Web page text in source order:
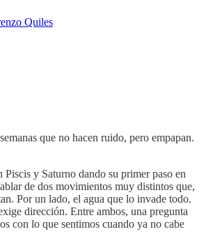
Quiles
que no hacen ruido, pero empapan.
Piscis y Saturno dando su primer paso en
de dos movimientos muy distintos que,
Por un lado, el agua que lo invade todo.
dirección. Entre ambos, una pregunta
con lo que sentimos cuando ya no cabe